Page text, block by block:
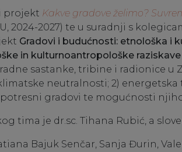
projekt Kakve gradove želimo?
2024-2027) te u suradnji s
Gradovi i budućnosti: etnološka i
in kulturnoantropološke raziskave
sastanke, tribine i radionice
neutralnosti; 2)
gradovi te mogućnosti
tima je dr.sc. Tihana Rubić, a
Bajuk Senčar, Sanja Đurin,